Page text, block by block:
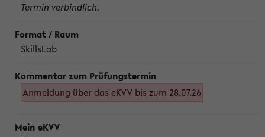
Termin verbindlich.
SkillsLab
Anmeldung über das eKVV bis zum 28.07.26